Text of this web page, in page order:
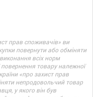
прав споживачів» ви
повернути або обміняти
всіх норм
товару належної
«про захист прав
непродовольчий товар
у якого він був